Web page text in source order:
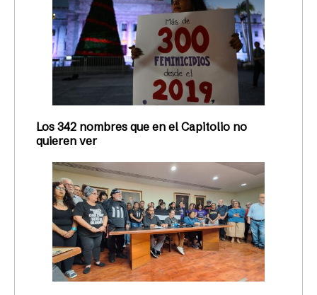
Katherine Martínez Medina no
está sola. Toda una colmena la
acompaña.
viequense durante la vista preliminar que enfrenta
y que hoy quedó pospuesta para el 30 de octubre.
Sus abogados confían en lograr un acuerdo que dé
fin al conflicto fuera de los tribunales.
Cristina del Mar Quiles 26/09/2023